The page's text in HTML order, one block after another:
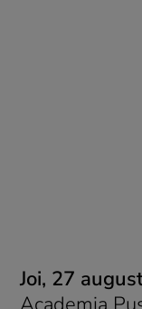
Joi, 27